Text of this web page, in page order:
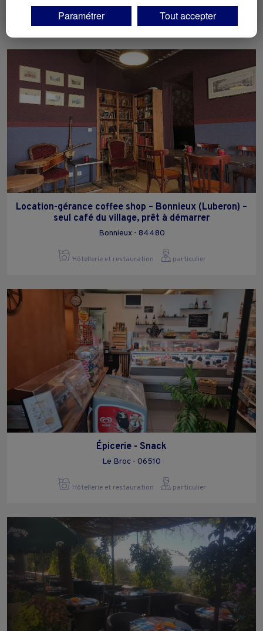
Hôtellerie et restauration collectivite
Location-gérance coffee shop – Bonnieux (Luberon) –
seul café du village, prêt à démarrer
Bonnieux - 84480
Hôtellerie et restauration particulier
Épicerie - Snack
Le Broc - 06510
Hôtellerie et restauration particulier
vos centres d'intérêt. Seuls lescookies/traceurs techniquesseront
déposés et lus sur votre terminal.
Vous pouvez exprimer vos choix en cliquant sur "Tout accepter",
"Continuer sans accepter" ou "Paramétrer", et les modifier à tout
moment en cliquant sur le lien "Paramétrez vos choix" situé en bas de
page.
Paramétrer Tout accepter